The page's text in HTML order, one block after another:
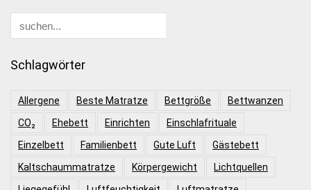
Schlagwörter
Allergene Beste Matratze Bettgröße
Bettwanzen
CO₂
Ehebett Einrichten
Einschlafrituale
Einzelbett
Familienbett Gute Luft
Gästebett
Kaltschaummatratze
Körpergewicht
Lichtquellen